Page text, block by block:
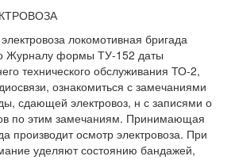
локомотивная бригада
Журналу формы ТУ-152 даты
технического обслуживания ТО-2,
ознакомиться с замечаниями
сдающей электровоз, н с записями о
по этим замечаниям. Принимающая
производит осмотр электровоза. При
уделяют состоянию бандажей,